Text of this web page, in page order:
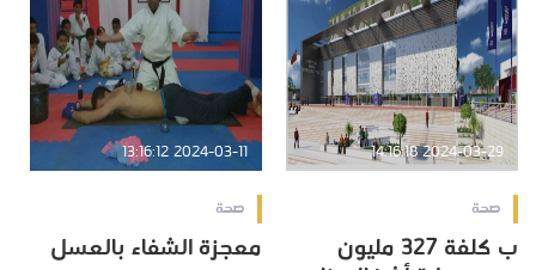
2024-03-29 14:16:18
صحة
ب كلفة 327 مليون
2024-03-11 13:16:12
صحة
معجزة الشفاء بالعسل